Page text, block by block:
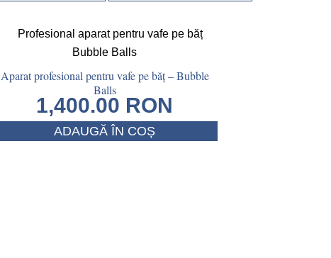
Aparat profesional pentru vafe pe băț – Bubble
Balls
1,400.00 RON
ADAUGĂ ÎN COȘ